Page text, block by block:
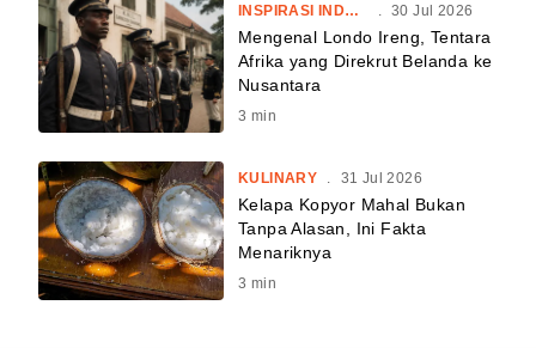
INSPIRASI INDONESIA 30 Jul 2026
Mengenal Londo Ireng, Tentara
Afrika yang Direkrut Belanda ke
Nusantara
3 min
KULINARY . 31 Jul 2026
Kelapa Kopyor Mahal Bukan
Tanpa Alasan, Ini Fakta
Menariknya
3 min